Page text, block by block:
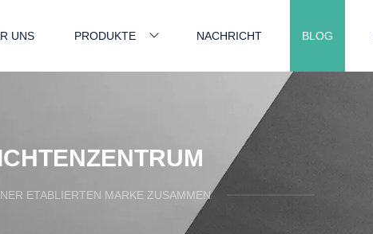
UNS PRODUKTE NACHRICHT BLOG
ETABLIERTEN MARKE ZUSAMMEN